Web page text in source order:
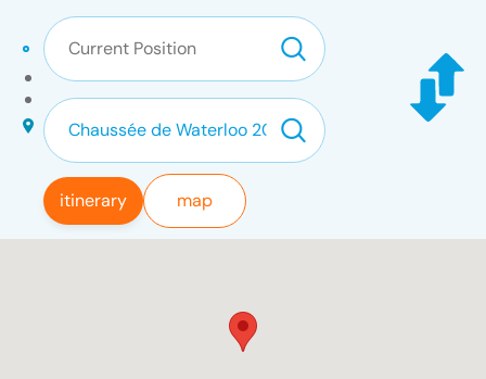
itinerary map